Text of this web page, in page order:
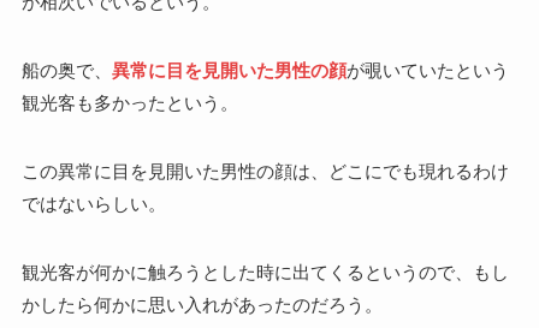
船の奥で、 異常に目を見開いた男性の顔が覗いていたという
観光客も多かったという。
この異常に目を見開いた男性の顔は、どこにでも現れるわけ
ではないらしい。
観光客が何かに触ろうとした時に出てくるというので、もし
かしたら何かに思い入れがあったのだろう。